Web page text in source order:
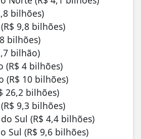
bilhões)
9,8 bilhões)
bilhões)
bilhão)
(R$ 4 bilhões)
(R$ 10 bilhões)
26,2 bilhões)
9,3 bilhões)
Sul (R$ 4,4 bilhões)
Sul (R$ 9,6 bilhões)